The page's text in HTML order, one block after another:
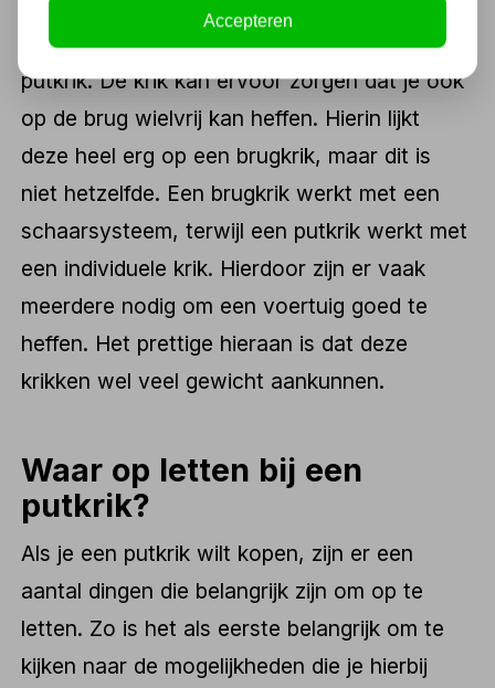
Daarom wordt er vaak gekozen voor een
putkrik. De krik kan ervoor zorgen dat je ook
op de brug wielvrij kan heffen. Hierin lijkt
deze heel erg op een brugkrik, maar dit is
niet hetzelfde. Een brugkrik werkt met een
schaarsysteem, terwijl een putkrik werkt met
een individuele krik. Hierdoor zijn er vaak
meerdere nodig om een voertuig goed te
heffen. Het prettige hieraan is dat deze
krikken wel veel gewicht aankunnen.
Waar op letten bij een
putkrik?
Als je een putkrik wilt kopen, zijn er een
aantal dingen die belangrijk zijn om op te
letten. Zo is het als eerste belangrijk om te
kijken naar de mogelijkheden die je hierbij
Accepteren